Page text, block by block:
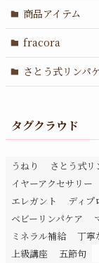
商品アイテム
fracora
さとう式リンパ
タグクラウド
うねり
さとう式
イヤーアクセサリー
エレガント
ディプ
ベビーリンパケア
ミネラル補給
丁寧
上級講座
五節句